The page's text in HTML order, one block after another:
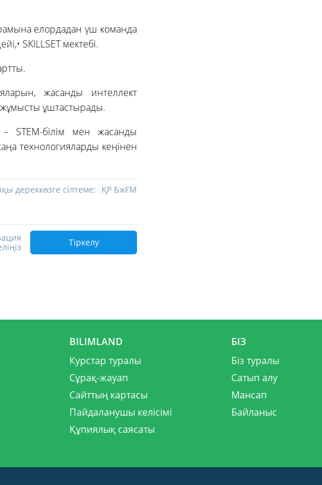
елордадан үш команда
SKILLSET мектебі.
жасанды интеллект
ұштастырады.
STEM-білім мен жасанды
технологияларды кеңінен
дереккөзге сілтеме: ҚР БжҒМ
Тіркелу
BILIMLAND
Курстар туралы
Сұрақ-жауап
Сайттың картасы
Пайдаланушы келісімі
Құпиялық саясаты
БІЗ
Біз туралы
Сатып алу
Мансап
Байланыс